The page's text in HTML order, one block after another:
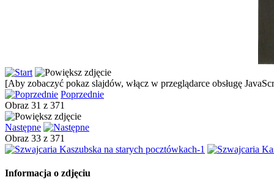
[Aby zobaczyć pokaz slajdów, włącz w przeglądarce obsługę
Poprzednie
Obraz 31 z 371
Następne
Obraz 33 z 371
Informacja o zdjęciu